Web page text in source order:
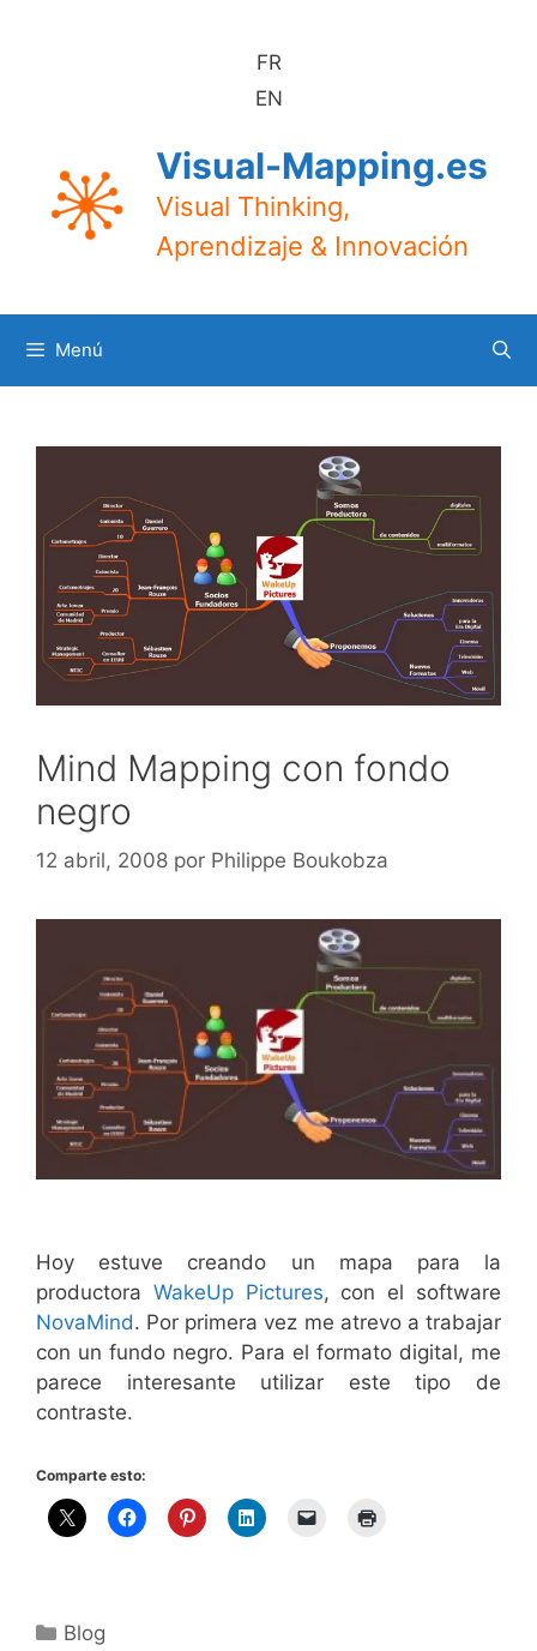
FR
EN
Visual-Mapping.es
Visual Thinking,
Aprendizaje & Innovación
Menú
Mind Mapping con fondo
negro
12 abril, 2008 por Philippe Boukobza
Hoy estuve creando un mapa para la
productora WakeUp Pictures, con el software
NovaMind. Por primera vez me atrevo a trabajar
con un fundo negro. Para el formato digital, me
parece interesante utilizar este tipo de
contraste.
Comparte esto:
Categorías
Blog